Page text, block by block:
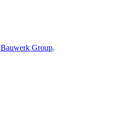
Bauwerk Group.